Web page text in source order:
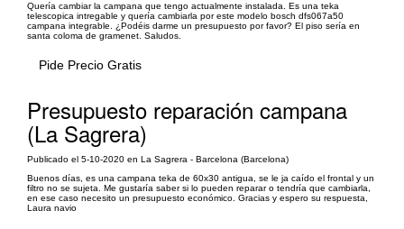
Quería cambiar la campana que tengo actualmente instalada. Es una teka
telescopica intregable y quería cambiarla por este modelo bosch dfs067a50
campana integrable. ¿Podéis darme un presupuesto por favor? El piso sería en
santa coloma de gramenet. Saludos.
Pide Precio Gratis
Presupuesto reparación campana
(La Sagrera)
Publicado el 5-10-2020 en La Sagrera - Barcelona (Barcelona)
Buenos días, es una campana teka de 60x30 antigua, se le ja caído el frontal y un
filtro no se sujeta. Me gustaría saber si lo pueden reparar o tendría que cambiarla,
en ese caso necesito un presupuesto económico. Gracias y espero su respuesta,
Laura navio